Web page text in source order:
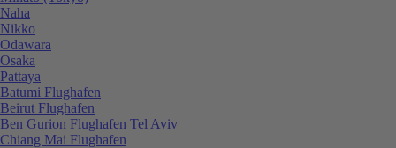
Naha
Nikko
Odawara
Osaka
Pattaya
Batumi Flughafen
Beirut Flughafen
Ben Gurion Flughafen Tel Aviv
Chiang Mai Flughafen